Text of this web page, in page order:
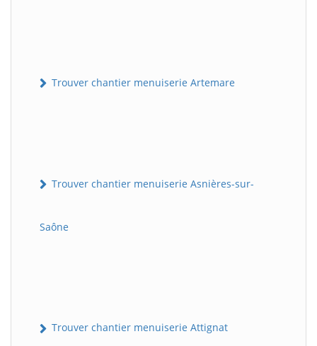
Trouver chantier menuiserie Artemare
Trouver chantier menuiserie Asnières-sur-
Saône
Trouver chantier menuiserie Attignat